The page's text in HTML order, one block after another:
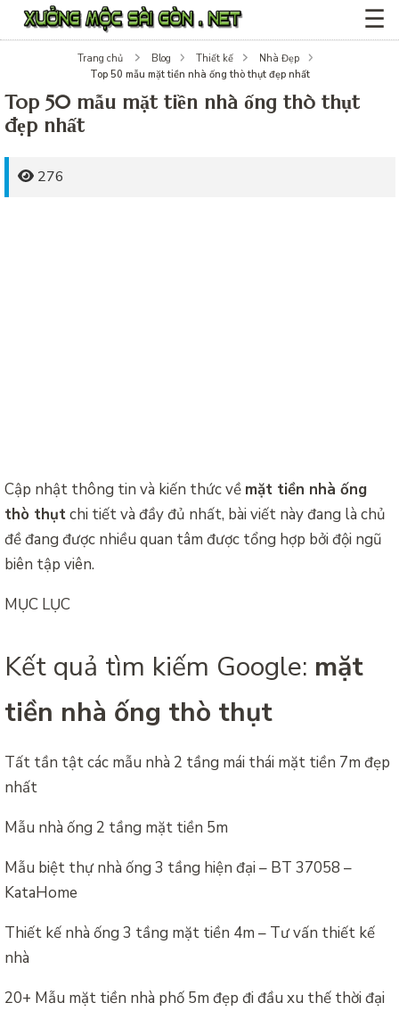
☰
Trang chủ Blog Thiết kế
Nhà Đẹp
Top 50 mẫu mặt tiền nhà ống thò thụt đẹp nhất
Top 50 mẫu mặt tiền nhà ống thò thụt
đẹp nhất
276
Cập nhật thông tin và kiến thức về mặt tiền nhà ống
thò thụtchi tiết và đầy đủ nhất, bài viết này đang là chủ
đề đang được nhiều quan tâm được tổng hợp bởi đội ngũ
biên tập viên.
MỤC LỤC
Kết quả tìm kiếm Google: mặt
tiền nhà ống thò thụt
Tất tần tật các mẫu nhà 2 tầng mái thái mặt tiền 7m đẹp
nhất
Mẫu nhà ống 2 tầng mặt tiền 5m
Mẫu biệt thự nhà ống 3 tầng hiện đại – BT 37058 –
KataHome
Thiết kế nhà ống 3 tầng mặt tiền 4m – Tư vấn thiết kế
nhà
20+ Mẫu mặt tiền nhà phố 5m đẹp đi đầu xu thế thời đại